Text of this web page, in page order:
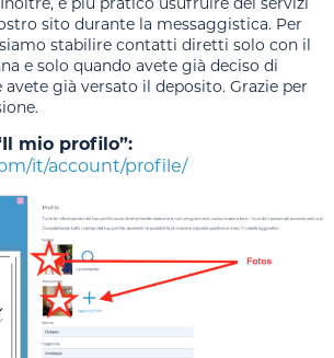
sito durante la messaggistica. Per
stabilire contatti diretti solo con il
e solo quando avete già deciso di
avete già versato il deposito. Grazie per
mio profilo”:
it/account/profile/